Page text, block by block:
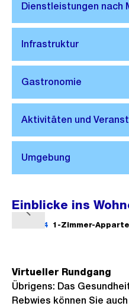
Einblicke ins
h
e
r
1/14 1-Zimmer-
Virtueller Rundgang
Übrigens: Das
Rebwies können Sie